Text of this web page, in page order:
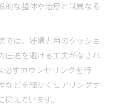
すい鍼灸整骨院の活用
鍼灸整骨院へ
的な整体や治療とは異なる
では、妊婦専用のクッショ
圧迫を避ける工夫がなされ
必ずカウンセリングを行
などを細かくヒアリングす
えています。